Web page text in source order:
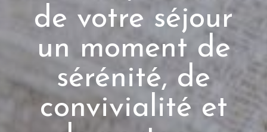
de votre séjour
un moment de
sérénité, de
convivialité et